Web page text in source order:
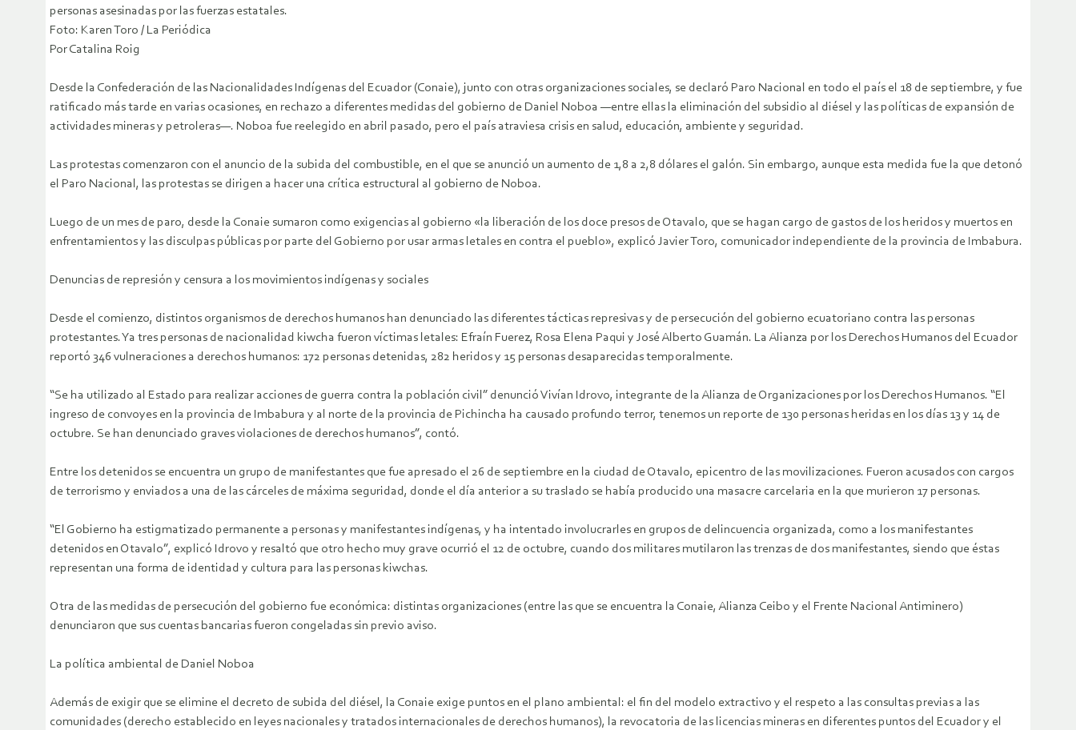
personas asesinadas por las fuerzas estatales.
Foto: Karen Toro / La Periódica
Por Catalina Roig
Desde la Confederación de las Nacionalidades Indígenas del Ecuador (Conaie), junto con otras organizaciones sociales, se declaró Paro Nacional en todo el país el 18 de septiembre, y fue
ratificado más tarde en varias ocasiones, en rechazo a diferentes medidas del gobierno de Daniel Noboa —entre ellas la eliminación del subsidio al diésel y las políticas de expansión de
actividades mineras y petroleras—. Noboa fue reelegido en abril pasado, pero el país atraviesa crisis en salud, educación, ambiente y seguridad.
Las protestas comenzaron con el anuncio de la subida del combustible, en el que se anunció un aumento de 1,8 a 2,8 dólares el galón. Sin embargo, aunque esta medida fue la que detonó
el Paro Nacional, las protestas se dirigen a hacer una crítica estructural al gobierno de Noboa.
Luego de un mes de paro, desde la Conaie sumaron como exigencias al gobierno «la liberación de los doce presos de Otavalo, que se hagan cargo de gastos de los heridos y muertos en
enfrentamientos y las disculpas públicas por parte del Gobierno por usar armas letales en contra el pueblo», explicó Javier Toro, comunicador independiente de la provincia de Imbabura.
Denuncias de represión y censura a los movimientos indígenas y sociales
Desde el comienzo, distintos organismos de derechos humanos han denunciado las diferentes tácticas represivas y de persecución del gobierno ecuatoriano contra las personas
protestantes. Ya tres personas de nacionalidad kiwcha fueron víctimas letales: Efraín Fuerez, Rosa Elena Paqui y José Alberto Guamán. La Alianza por los Derechos Humanos del Ecuador
reportó 346 vulneraciones a derechos humanos: 172 personas detenidas, 282 heridos y 15 personas desaparecidas temporalmente.
“Se ha utilizado al Estado para realizar acciones de guerra contra la población civil” denunció Vivían Idrovo, integrante de la Alianza de Organizaciones por los Derechos Humanos. “El
ingreso de convoyes en la provincia de Imbabura y al norte de la provincia de Pichincha ha causado profundo terror, tenemos un reporte de 130 personas heridas en los días 13 y 14 de
octubre. Se han denunciado graves violaciones de derechos humanos”, contó.
Entre los detenidos se encuentra un grupo de manifestantes que fue apresado el 26 de septiembre en la ciudad de Otavalo, epicentro de las movilizaciones. Fueron acusados con cargos
de terrorismo y enviados a una de las cárceles de máxima seguridad, donde el día anterior a su traslado se había producido una masacre carcelaria en la que murieron 17 personas.
“El Gobierno ha estigmatizado permanente a personas y manifestantes indígenas, y ha intentado involucrarles en grupos de delincuencia organizada, como a los manifestantes
detenidos en Otavalo”, explicó Idrovo y resaltó que otro hecho muy grave ocurrió el 12 de octubre, cuando dos militares mutilaron las trenzas de dos manifestantes, siendo que éstas
representan una forma de identidad y cultura para las personas kiwchas.
Otra de las medidas de persecución del gobierno fue económica: distintas organizaciones (entre las que se encuentra la Conaie, Alianza Ceibo y el Frente Nacional Antiminero)
denunciaron que sus cuentas bancarias fueron congeladas sin previo aviso.
La política ambiental de Daniel Noboa
Además de exigir que se elimine el decreto de subida del diésel, la Conaie exige puntos en el plano ambiental: el fin del modelo extractivo y el respeto a las consultas previas a las
comunidades (derecho establecido en leyes nacionales y tratados internacionales de derechos humanos), la revocatoria de las licencias mineras en diferentes puntos del Ecuador y el